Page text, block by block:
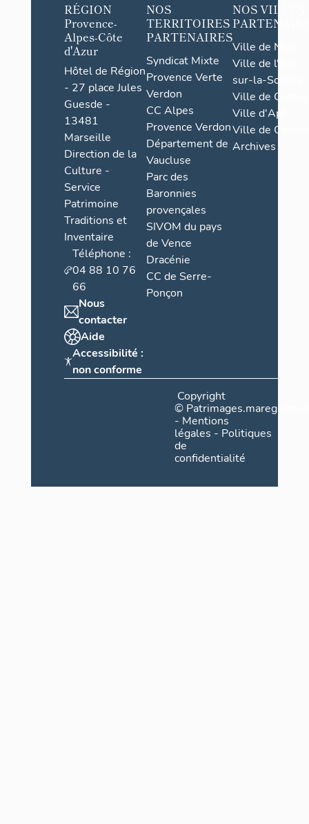
RÉGION
Provence-
Alpes-Côte
d'Azur
Hôtel de Région
- 27 place Jules
Guesde -
13481
Marseille
Direction de la
Culture -
Service
Patrimoine
Traditions et
Inventaire
Téléphone :
04 88 10 76
66
Nous
contacter
Aide
Accessibilité :
non conforme
NOS
TERRITOIRES
PARTENAIRES
Syndicat Mixte
Provence Verte
Verdon
CC Alpes
Provence Verdon
Département de
Vaucluse
Parc des
Baronnies
provençales
SIVOM du pays
de Vence
Dracénie
CC de Serre-
Ponçon
NOS VILLES
Ville de Nice
Ville de l'Isle-
sur-la-Sorgue
Ville de Grasse
Ville d'Apt
Ville de
Archives
Copyright
©
- Mentions
légales - Politiques
de
confidentialité